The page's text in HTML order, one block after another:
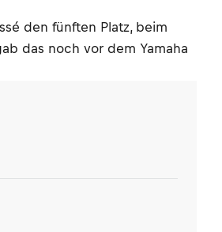
den fünften Platz, beim
das noch vor dem Yamaha